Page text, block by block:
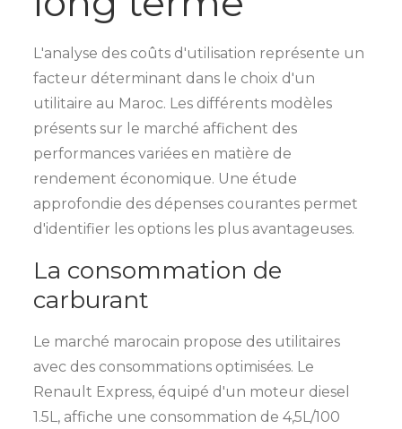
L'analyse des coûts d'utilisation représente un
facteur déterminant dans le choix d'un
utilitaire au Maroc. Les différents modèles
présents sur le marché affichent des
performances variées en matière de
rendement économique. Une étude
approfondie des dépenses courantes permet
d'identifier les options les plus avantageuses.
La consommation de
carburant
Le marché marocain propose des utilitaires
avec des consommations optimisées. Le
Renault Express, équipé d'un moteur diesel
1.5L, affiche une consommation de 4,5L/100